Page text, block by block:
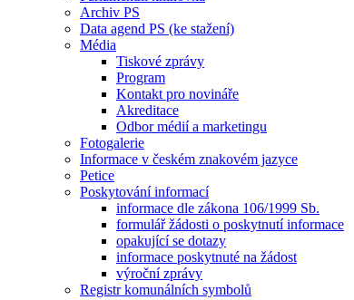
Archiv PS
Data agend PS (ke stažení)
Média
Tiskové zprávy
Program
Kontakt pro novináře
Akreditace
Odbor médií a marketingu
Fotogalerie
Informace v českém znakovém jazyce
Petice
Poskytování informací
informace dle zákona 106/1999 Sb.
formulář žádosti o poskytnutí informace
opakující se dotazy
informace poskytnuté na žádost
výroční zprávy
Registr komunálních symbolů